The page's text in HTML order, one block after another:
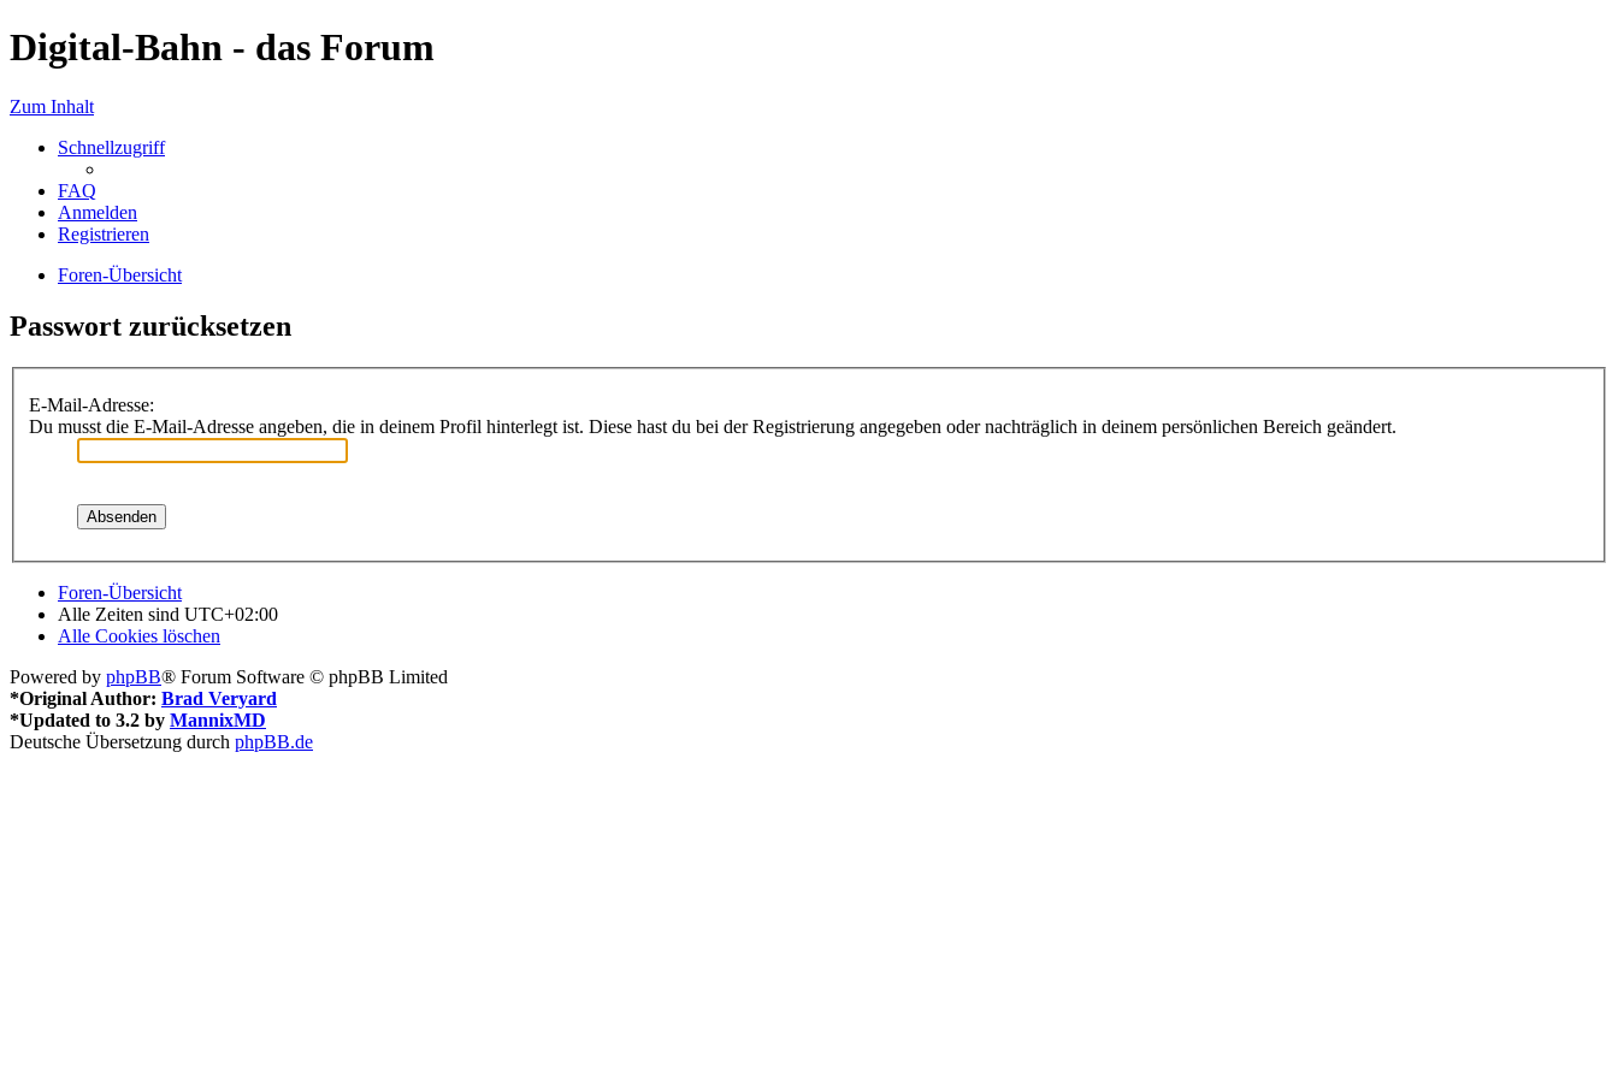
Digital-Bahn - das Forum
Zum Inhalt
Schnellzugriff
FAQ
Anmelden
Registrieren
Foren-Übersicht
Passwort zurücksetzen
E-Mail-Adresse:
Du musst die E-Mail-Adresse angeben, die in deinem Profil hinterlegt ist. Diese hast du bei der Registrierung angegeben oder nachträglich in deinem persönlichen Bereich geändert.
Foren-Übersicht
Alle Zeiten sind UTC+02:00
Alle Cookies löschen
Powered by phpBB® Forum Software © phpBB Limited
*Original Author: Brad Veryard
*Updated to 3.2 by MannixMD
Deutsche Übersetzung durch phpBB.de